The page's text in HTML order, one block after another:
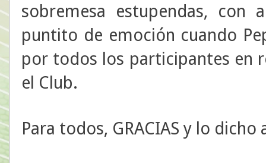
sobremesa estupendas, con
puntito de emoción cuando
por todos los participantes en
el Club.
Para todos, GRACIAS y lo dicho